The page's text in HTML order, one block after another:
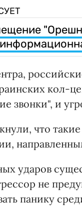
кол-
звонки", и
что
ударов
не
панику